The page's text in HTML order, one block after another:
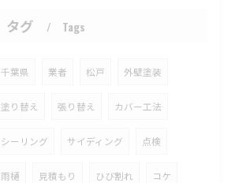
タグ Tags
千葉県 業者 松戸 外壁塗装
塗り替え 張り替え カバー工法
シーリング サイディング 点検
雨樋 見積もり ひび割れ コケ